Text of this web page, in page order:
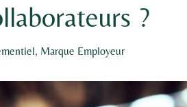
?
, Marque Employeur